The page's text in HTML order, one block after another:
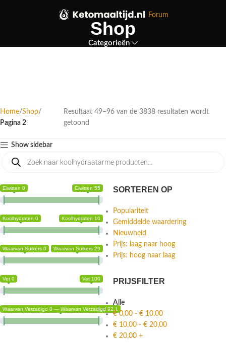
Forum
Shop
Categorieën
Home Shop
Pagina 2
Resultaat 49–96 van de 3838 resultaten wordt
getoond
Show sidebar
Eiwitten 0 Eiwitten 55
Koolhydraten 0 Koolhydraten 10
Waarvan Suikers 0 Waarvan Suikers 29
Vet 0 Vet 100
Waarvan Verzadigd 0 — Waarvan Verzadigd 92.1
SORTEREN OP
Populariteit
Gemiddelde waardering
Nieuwheid
Prijs: laag naar hoog
Prijs: hoog naar laag
PRIJSFILTER
Alle
€0,00 - € 10,00
€ 10,00 - € 20,00
€ 20,00 +